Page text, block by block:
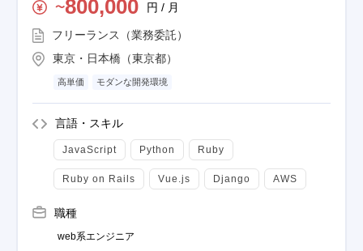
〜800,000 円 / 月
フリーランス（業務委託）
東京・日本橋（東京都）
高単価 モダンな開発環境
言語・スキル
JavaScript Python Ruby
Ruby on Rails Vue.js Django AWS
職種
web系エンジニア